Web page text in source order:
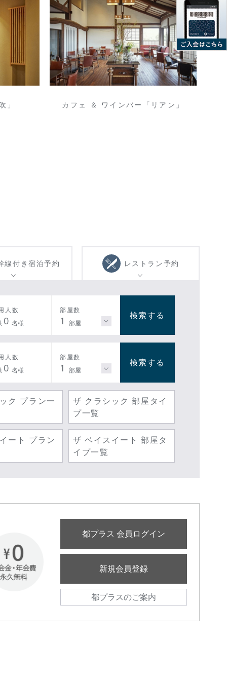
」 カフェ ＆ ワインバー「リアン」
線付き宿泊予約 レストラン予約
人数
0 名様
部屋数
1 部屋
検索する
人数
0 名様
部屋数
1 部屋
検索する
ク プラン一
ザ クラシック 部屋タイ
プ一覧
ート プラン
ザ ベイスイート 部屋タ
イプ一覧
都プラス 会員ログイン
新規会員登録
都プラスのご案内